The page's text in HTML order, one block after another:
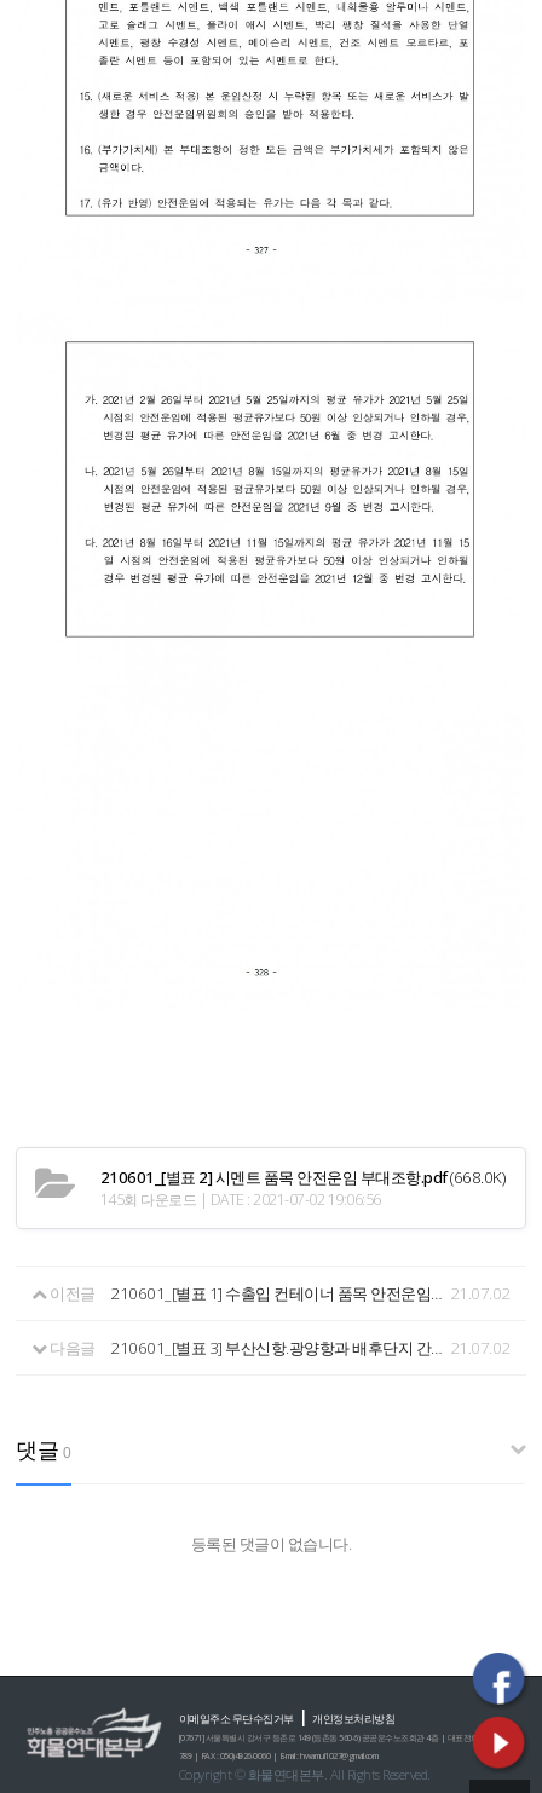
210601_[별표 2] 시멘트 품목 안전운임 부대조항.pdf(668.0K)
145회 다운로드 | DATE : 2021-07-02 19:06:56
이전글 210601_[별표 1] 수출입 컨테이너 품목 안전운임 부대조항 21.07.02
다음글 210601_[별표 3] 부산신항.광양항과 배후단지 간 컨테이너 안전운임, 제주 지역 시멘트 안전운임 21.07.02
댓글 0
등록된 댓글이 없습니다.
이메일주소 무단수집거부|개인정보처리방침
[07671] 서울특별시 강서구 등촌로 149 (등촌동 560-6) 공공운수노조회관 4층 | 대표전화 : 02)2635-0
789 | FAX : 050)4926-0060 | E-mail : hwamul1027@gmail.com
Copyright © 화물연대본부. All Rights Reserved.